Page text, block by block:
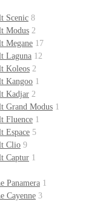
Scenic 8
Modus 2
Megane 17
Laguna 12
Koleos 2
Kangoo 1
Kadjar 2
Grand Modus 1
Fluence 1
Espace 5
Clio 9
Captur 1
Panamera 1
Cayenne 3